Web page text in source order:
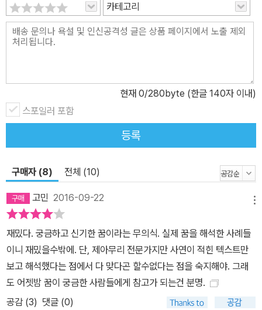
절대 잉여 활동을 하지 않는다. 논리적으로 잘 이해되지 않는 방식으
로 투사체를 이용할 뿐 가치가 있는 속성만 제시한다. 따라서 꿈의 언
어를 제대로 읽어내면 현재 내 무의식이 겪고 있는 이상 증상을 알아
정신 건강 멘토로 활약 중인 정신건강전문의 김현철 원장의 안내에
따라 무의식이 보내는 꿈의 코드를 하나씩 풀어낸다. 다양한 사람들
의 꿈을 통해 우리는 그 안에서 보편적인 코드를 발견하게 되고, 점차
내 꿈이 보내는 메시지 또한 수월하게 읽어낼 수 있게 되는 것이다. 결
있는 열쇠이자, 내 안에 숨겨진 수많은 나를 끌어안음으로써 진정 나
넘는 자기 치료를 통해 성숙한 인격으로 한 걸음 더 다가갈 수 있을 것
이다. “꿈을 읽는다는 건, 내가 내 마음을 스스로 치료하는 일이다” 매
일밤 우리는 누구나 심리학자가 된다 인간이라면 누구나 상처받은 자
신의 마음을 다독이며 살아간다. 좋아하는 음악을 듣거나 영화를 보
거나 어딘가로 훌쩍 여행을 떠나거나 등, 자신만의 방법을 통해 마음
을 흔드는 자극으로부터 나를 보호한다. 꿈은 상처받은 마음을 달래
줄 수 있는 가장 효과적인 방법이다. 음악과 영화, 어딘가로 떠날 시간
카테고리
현재 0/280byte (한글 140자 이내)
스포일러 포함
등록
구매자 (8) 전체 (10)
고민 2016-09-22
재밌다. 궁금하고 신기한 꿈이라는 무의식. 실제 꿈을 해석한 사례들
이니 재밌을수밖에. 단, 제아무리 전문가지만 사연이 적힌 텍스트만
보고 해석했다는 점에서 다 맞다곤 할수없다는 점을 숙지해야. 그래
도 어젯밤 꿈이 궁금한 사람들에게 참고가 되는건 분명.
공감 (3) 댓글 (0)